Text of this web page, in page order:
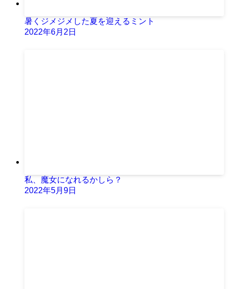
暑くジメジメした夏を迎えるミント
2022年6月2日
私、魔女になれるかしら？
2022年5月9日